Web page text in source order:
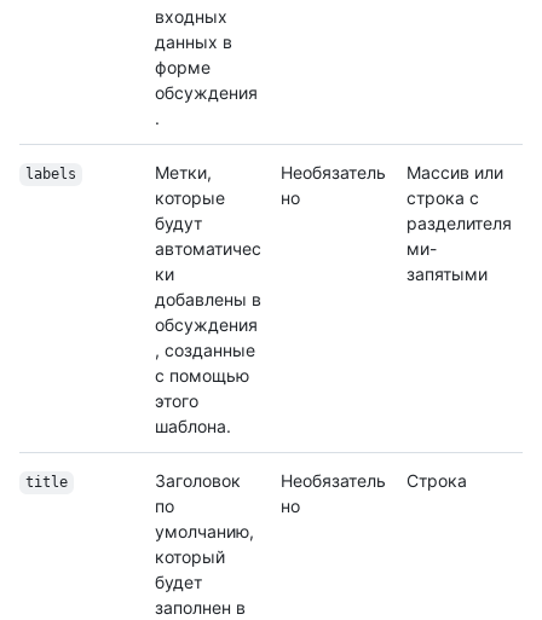
входных
данных в
форме
обсуждения
.
labels
Метки,
которые
будут
автоматичес
ки
добавлены в
обсуждения
, созданные
с помощью
этого
шаблона.
Необязатель
но
Массив или
строка с
разделителя
ми-
запятыми
title
Заголовок
по
умолчанию,
который
будет
заполнен в
Необязатель
но
Строка